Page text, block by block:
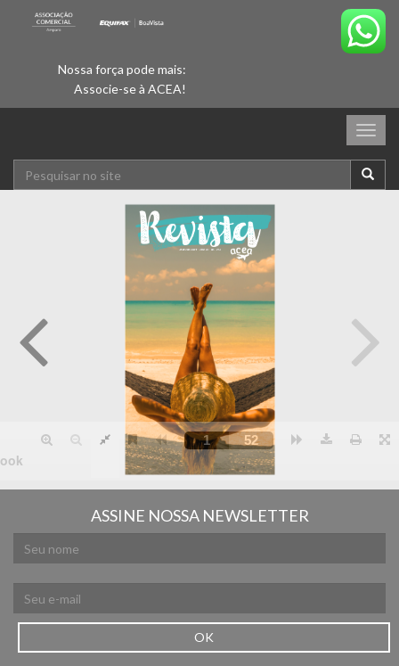
Nossa força pode mais:
Associe-se à ACEA!
ASSINE NOSSA NEWSLETTER
OK